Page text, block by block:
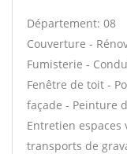
Département: 08
Couverture -
Fumisterie -
Fenêtre de toit -
façade - Peinture
Entretien espaces
transports de